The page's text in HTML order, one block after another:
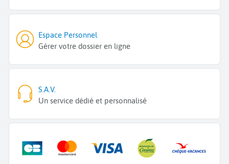
Espace Personnel
Gérer votre dossier en ligne
S.A.V.
Un service dédié et personnalisé